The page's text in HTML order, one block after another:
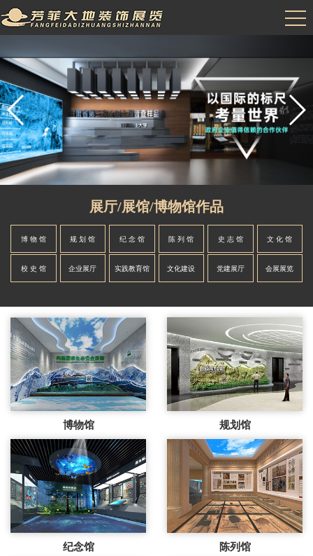
展厅/展馆/博物馆作品
博 物 馆 规 划 馆 纪 念 馆 陈 列 馆 史 志 馆 文 化 馆
校 史 馆 企业展厅 实践教育馆 文化建设 党建展厅 会展展览
博物馆 规划馆
纪念馆 陈列馆